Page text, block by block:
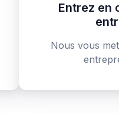
Entrez en
Nous vous